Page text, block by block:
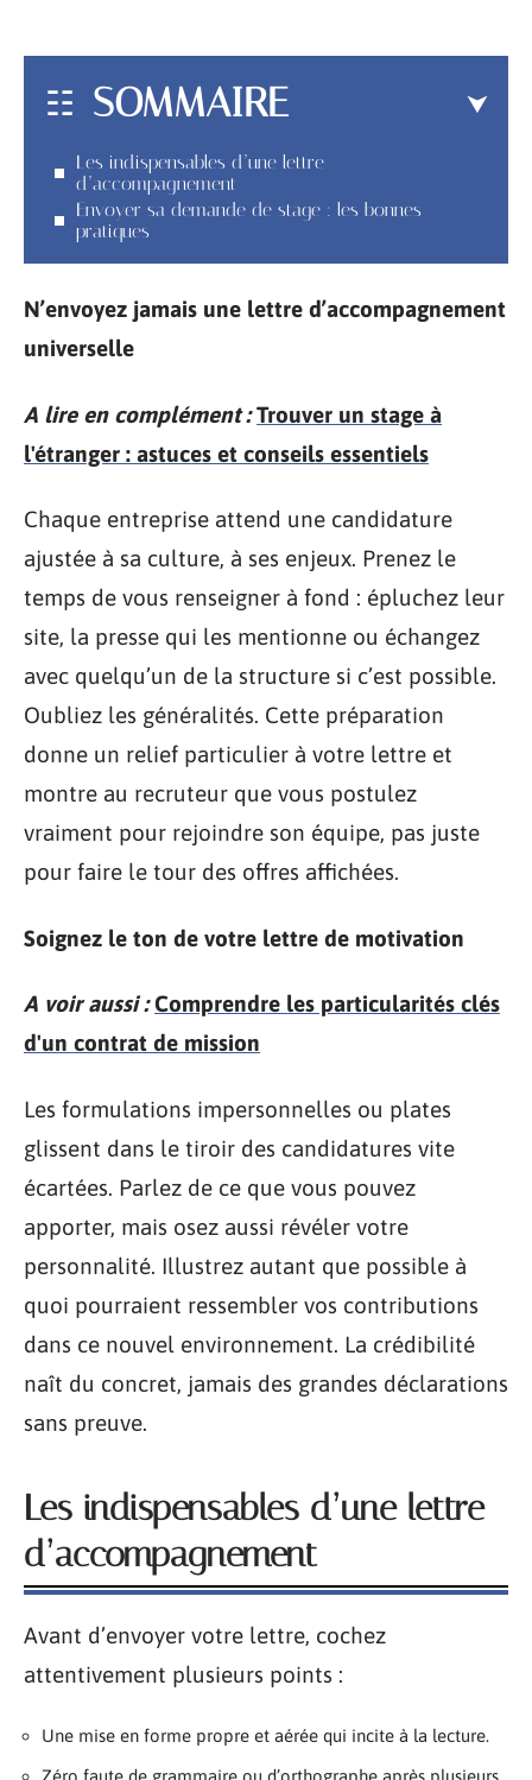
SOMMAIRE
Les indispensables d’une lettre
d’accompagnement
Envoyer sa demande de stage : les bonnes
pratiques
N’envoyez jamais une lettre d’accompagnement
universelle
A lire en complément : Trouver un stage à
l'étranger : astuces et conseils essentiels
Chaque entreprise attend une candidature
ajustée à sa culture, à ses enjeux. Prenez le
temps de vous renseigner à fond : épluchez leur
site, la presse qui les mentionne ou échangez
avec quelqu’un de la structure si c’est possible.
Oubliez les généralités. Cette préparation
donne un relief particulier à votre lettre et
montre au recruteur que vous postulez
vraiment pour rejoindre son équipe, pas juste
pour faire le tour des offres affichées.
Soignez le ton de votre lettre de motivation
A voir aussi : Comprendre les particularités clés
d'un contrat de mission
Les formulations impersonnelles ou plates
glissent dans le tiroir des candidatures vite
écartées. Parlez de ce que vous pouvez
apporter, mais osez aussi révéler votre
personnalité. Illustrez autant que possible à
quoi pourraient ressembler vos contributions
dans ce nouvel environnement. La crédibilité
naît du concret, jamais des grandes déclarations
sans preuve.
Les indispensables d’une lettre
d’accompagnement
Avant d’envoyer votre lettre, cochez
attentivement plusieurs points :
Une mise en forme propre et aérée qui incite à la lecture.
Zéro faute de grammaire ou d’orthographe après plusieurs